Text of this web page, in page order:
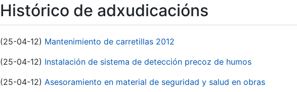
Histórico de adxudicacións
(25-04-12) Mantenimiento de carretillas 2012
(25-04-12) Instalación de sistema de detección precoz de humos
(25-04-12) Asesoramiento en material de seguridad y salud en obras